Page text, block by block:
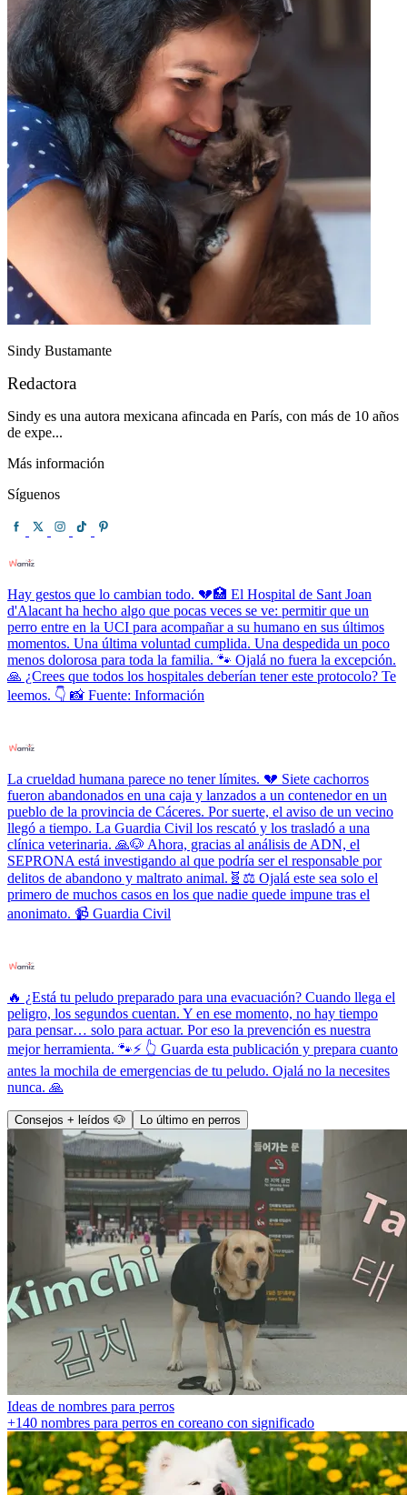
Sindy Bustamante
Redactora
Sindy es una autora mexicana afincada en París, con más de 10 años
de expe...
Más información
Síguenos
Hay gestos que lo cambian todo. 💔🏥 El Hospital de Sant Joan
d'Alacant ha hecho algo que pocas veces se ve: permitir que un
perro entre en la UCI para acompañar a su humano en sus últimos
momentos. Una última voluntad cumplida. Una despedida un poco
menos dolorosa para toda la familia. 🐾 Ojalá no fuera la excepción.
🙏 ¿Crees que todos los hospitales deberían tener este protocolo? Te
leemos. 👇 📸 Fuente: Información
La crueldad humana parece no tener límites. 💔 Siete cachorros
fueron abandonados en una caja y lanzados a un contenedor en un
pueblo de la provincia de Cáceres. Por suerte, el aviso de un vecino
llegó a tiempo. La Guardia Civil los rescató y los trasladó a una
clínica veterinaria. 🙏🐶 Ahora, gracias al análisis de ADN, el
SEPRONA está investigando al que podría ser el responsable por
delitos de abandono y maltrato animal.🧬⚖️ Ojalá este sea solo el
primero de muchos casos en los que nadie quede impune tras el
anonimato. 📹 Guardia Civil
🔥 ¿Está tu peludo preparado para una evacuación? Cuando llega el
peligro, los segundos cuentan. Y en ese momento, no hay tiempo
para pensar… solo para actuar. Por eso la prevención es nuestra
mejor herramienta. 🐾⚡ 👆 Guarda esta publicación y prepara cuanto
antes la mochila de emergencias de tu peludo. Ojalá no la necesites
nunca. 🙏
Consejos + leídos 🐶 Lo último en perros
Ideas de nombres para perros
+140 nombres para perros en coreano con significado